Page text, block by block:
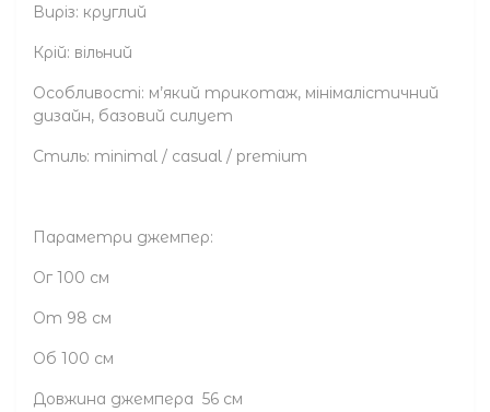
Виріз: круглий
Крій: вільний
Особливості: м’який трикотаж, мінімалістичний
дизайн, базовий силует
Стиль: minimal / casual / premium
Параметри джемпер:
Ог 100 см
От 98 см
Об 100 см
Довжина джемпера 56 см